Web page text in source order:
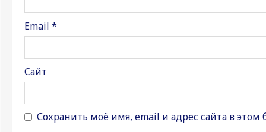
Email *
Сайт
Сохранить моё имя, email и адрес сайта в